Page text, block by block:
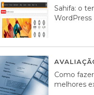
Sahifa: o
WordPress
Como
melhores